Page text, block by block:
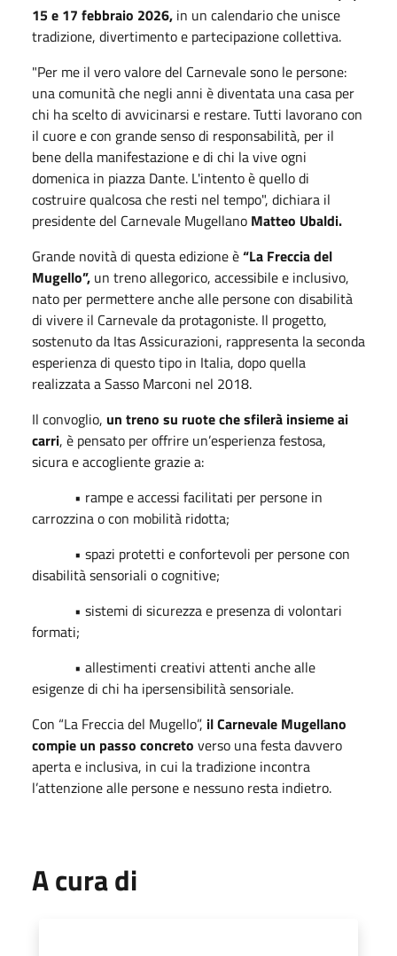
15 e 17 febbraio 2026, in un calendario che unisce
tradizione, divertimento e partecipazione collettiva.
"Per me il vero valore del Carnevale sono le persone:
una comunità che negli anni è diventata una casa per
chi ha scelto di avvicinarsi e restare. Tutti lavorano con
il cuore e con grande senso di responsabilità, per il
bene della manifestazione e di chi la vive ogni
domenica in piazza Dante. L'intento è quello di
costruire qualcosa che resti nel tempo", dichiara il
presidente del Carnevale Mugellano Matteo Ubaldi.
Grande novità di questa edizione è“La Freccia del
Mugello”, un treno allegorico, accessibile e inclusivo,
nato per permettere anche alle persone con disabilità
di vivere il Carnevale da protagoniste. Il progetto,
sostenuto da Itas Assicurazioni, rappresenta la seconda
esperienza di questo tipo in Italia, dopo quella
realizzata a Sasso Marconi nel 2018.
Il convoglio, un treno su ruote che sfilerà insieme ai
carri, è pensato per offrire un’esperienza festosa,
sicura e accogliente grazie a:
• rampe e accessi facilitati per persone in
carrozzina o con mobilità ridotta;
• spazi protetti e confortevoli per persone con
disabilità sensoriali o cognitive;
• sistemi di sicurezza e presenza di volontari
formati;
• allestimenti creativi attenti anche alle
esigenze di chi ha ipersensibilità sensoriale.
Con “La Freccia del Mugello”, il Carnevale Mugellano
compie un passo concreto verso una festa davvero
aperta e inclusiva, in cui la tradizione incontra
l’attenzione alle persone e nessuno resta indietro.
A cura di